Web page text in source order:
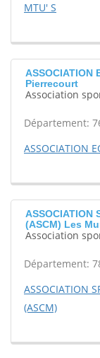
MTU' S
ASSOCIATION
Pierrecourt
Association
Département:
ASSOCIATION
ASSOCIATION
(ASCM) Les
Association
Département:
ASSOCIATION
(ASCM)